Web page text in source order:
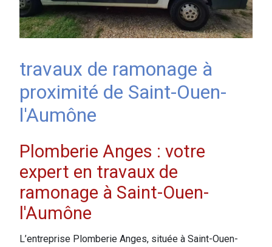
travaux de ramonage à
proximité de Saint-Ouen-
l'Aumône
Plomberie Anges : votre
expert en travaux de
ramonage à Saint-Ouen-
l'Aumône
L’entreprise Plomberie Anges, située à Saint-Ouen-